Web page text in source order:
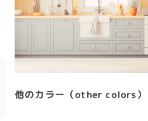
SF/ファンタジー
他のカラー（other colors）